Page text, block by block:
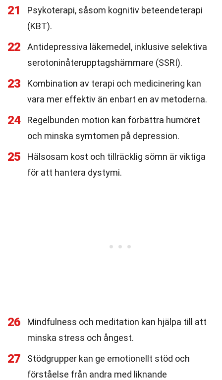
21
Psykoterapi, såsom kognitiv beteendeterapi
(KBT).
22
Antidepressiva läkemedel, inklusive selektiva
serotoninåterupptagshämmare (SSRI).
23
Kombination av terapi och medicinering kan
vara mer effektiv än enbart en av metoderna.
24
Regelbunden motion kan förbättra humöret
och minska symtomen på depression.
25
Hälsosam kost och tillräcklig sömn är viktiga
för att hantera dystymi.
26
Mindfulness och meditation kan hjälpa till att
minska stress och ångest.
27
Stödgrupper kan ge emotionellt stöd och
förståelse från andra med liknande